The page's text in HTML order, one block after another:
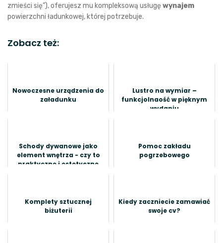
zmieści się”), oferujesz mu kompleksową usługę wynajem
powierzchni ładunkowej, której potrzebuje.
Zobacz też:
Nowoczesne urządzenia do
załadunku
Lustro na wymiar –
funkcjolnaość w pięknym
wydaniu
Schody dywanowe jako
element wnętrza - czy to
praktyczne i estetyczne
Pomoc zakładu
pogrzebowego
Komplety sztucznej
biżuterii
Kiedy zaczniecie zamawiać
swoje cv?